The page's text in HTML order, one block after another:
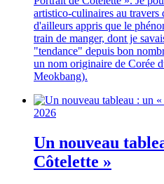
artistico-culinaires au travers
d'ailleurs appris que le
train de manger, dont je
"tendance" depuis bon
un nom originaire de Corée
Meokbang).
2026
Un nouveau
Côtelette »